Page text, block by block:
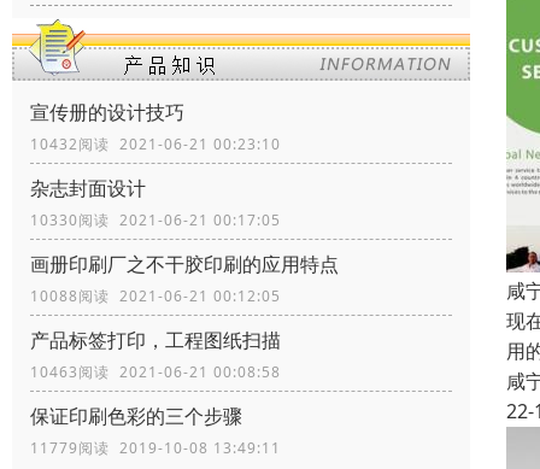
宣传册的设计技巧
10432阅读 2021-06-21 00:23:10
杂志封面设计
10330阅读 2021-06-21 00:17:05
画册印刷厂之不干胶印刷的应用特点
10088阅读 2021-06-21 00:12:05
产品标签打印，工程图纸扫描
10463阅读 2021-06-21 00:08:58
保证印刷色彩的三个步骤
11779阅读 2019-10-08 13:49:11
咸
现
用
咸
22-